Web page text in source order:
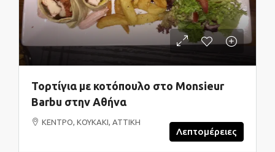
Τορτίγια με κοτόπουλο στο Monsieur
Barbu στην Αθήνα
ΚΕΝΤΡΟ, ΚΟΥΚΑΚΙ, ΑΤΤΙΚΗ
Λεπτομέρειες